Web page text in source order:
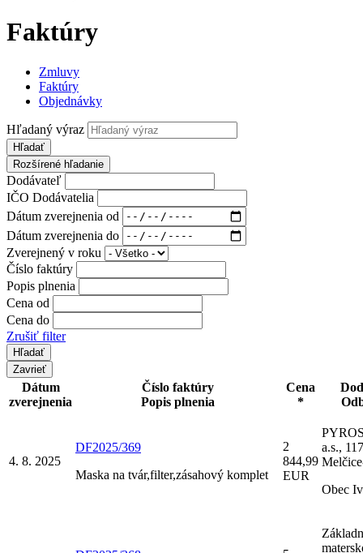
Faktúry
Zmluvy
Faktúry
Objednávky
Hľadaný výraz
Hľadať
Rozšírené hľadanie
Dodávateľ
IČO Dodávatelia
Dátum zverejnenia od
Dátum zverejnenia do
Zverejnený v roku
Číslo faktúry
Popis plnenia
Cena od
Cena do
Zrušiť filter
Zavrieť
Dátum
zverejnenia
Číslo faktúry
Popis plnenia
Cena
*
4. 8. 2025
DF2025/369
Maska na tvár,filter,zásahový komplet
2
844,99
EUR
a.s.,
Obec